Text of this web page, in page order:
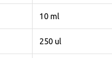
10 ml
250 ul